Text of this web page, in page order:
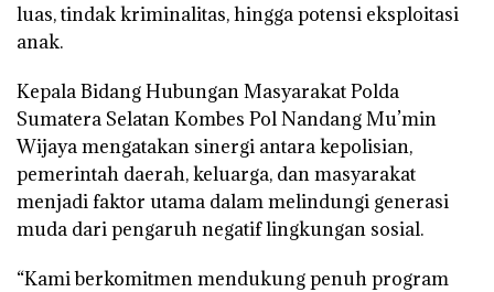
luas, tindak kriminalitas, hingga potensi eksploitasi
anak.
Kepala Bidang Hubungan Masyarakat Polda
Sumatera Selatan Kombes Pol Nandang Mu’min
Wijaya mengatakan sinergi antara kepolisian,
pemerintah daerah, keluarga, dan masyarakat
menjadi faktor utama dalam melindungi generasi
muda dari pengaruh negatif lingkungan sosial.
“Kami berkomitmen mendukung penuh program